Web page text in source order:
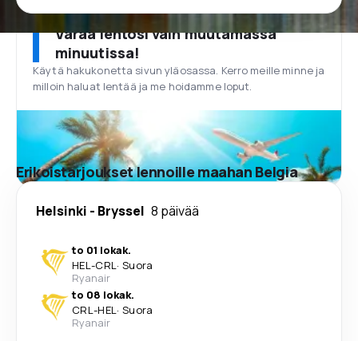
Varaa lentosi vain muutamassa
minuutissa!
Käytä hakukonetta sivun yläosassa. Kerro meille minne ja
milloin haluat lentää ja me hoidamme loput.
Erikoistarjoukset lennoille maahan Belgia
Helsinki - Bryssel 8 päivää
to 01 lokak.
HEL-CRL· Suora
Ryanair
to 08 lokak.
CRL-HEL· Suora
Ryanair